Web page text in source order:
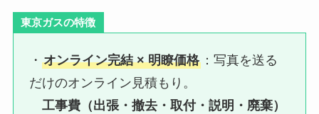
東京ガスの特徴
・オンライン完結 × 明瞭価格 ：写真を送る
だけのオンライン見積もり。
工事費（出張・撤去・取付・説明・廃棄）